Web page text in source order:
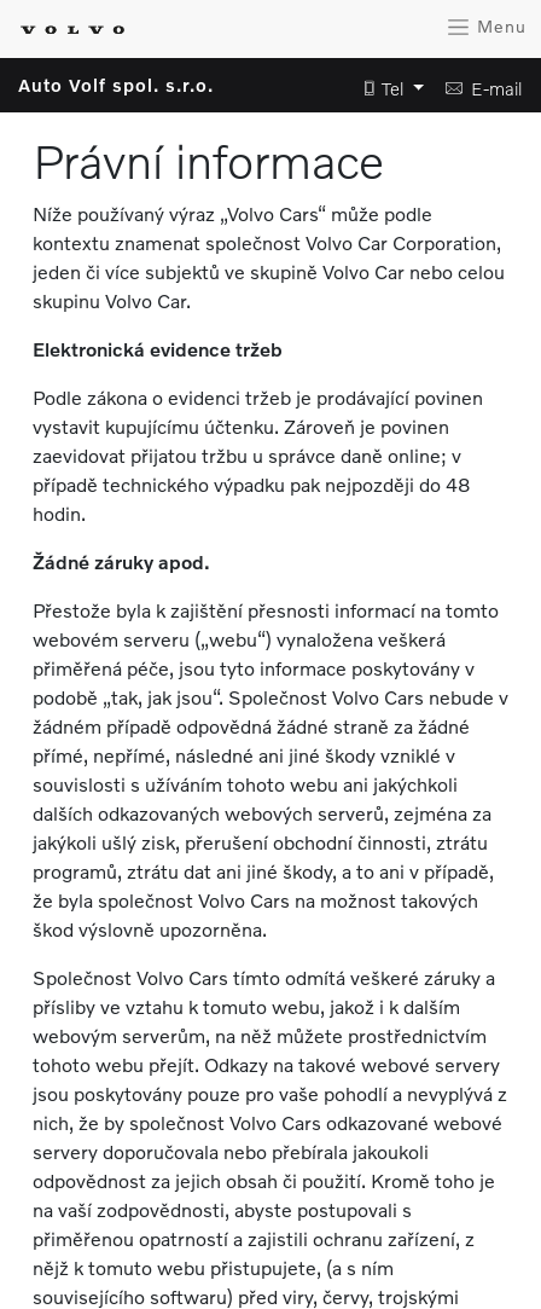
Menu
Auto Volf spol. s.r.o. Tel E-mail
Právní informace
Níže používaný výraz „Volvo Cars“ může podle
kontextu znamenat společnost Volvo Car Corporation,
jeden či více subjektů ve skupině Volvo Car nebo celou
skupinu Volvo Car.
Elektronická evidence tržeb
Podle zákona o evidenci tržeb je prodávající povinen
vystavit kupujícímu účtenku. Zároveň je povinen
zaevidovat přijatou tržbu u správce daně online; v
případě technického výpadku pak nejpozději do 48
hodin.
Žádné záruky apod.
Přestože byla k zajištění přesnosti informací na tomto
webovém serveru („webu“) vynaložena veškerá
přiměřená péče, jsou tyto informace poskytovány v
podobě „tak, jak jsou“. Společnost Volvo Cars nebude v
žádném případě odpovědná žádné straně za žádné
přímé, nepřímé, následné ani jiné škody vzniklé v
souvislosti s užíváním tohoto webu ani jakýchkoli
dalších odkazovaných webových serverů, zejména za
jakýkoli ušlý zisk, přerušení obchodní činnosti, ztrátu
programů, ztrátu dat ani jiné škody, a to ani v případě,
že byla společnost Volvo Cars na možnost takových
škod výslovně upozorněna.
Společnost Volvo Cars tímto odmítá veškeré záruky a
přísliby ve vztahu k tomuto webu, jakož i k dalším
webovým serverům, na něž můžete prostřednictvím
tohoto webu přejít. Odkazy na takové webové servery
jsou poskytovány pouze pro vaše pohodlí a nevyplývá z
nich, že by společnost Volvo Cars odkazované webové
servery doporučovala nebo přebírala jakoukoli
odpovědnost za jejich obsah či použití. Kromě toho je
na vaší zodpovědnosti, abyste postupovali s
přiměřenou opatrností a zajistili ochranu zařízení, z
nějž k tomuto webu přistupujete, (a s ním
souvisejícího softwaru) před viry, červy, trojskými